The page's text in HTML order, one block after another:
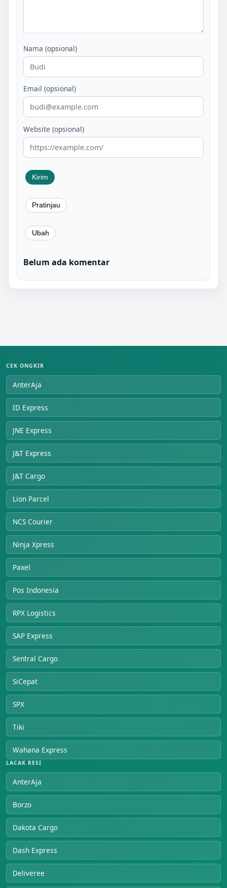
Nama (opsional)
Email (opsional)
Website (opsional)
Belum ada komentar
CEK ONGKIR
AnterAja
ID Express
JNE Express
J&T Express
J&T Cargo
Lion Parcel
NCS Courier
Ninja Xpress
Paxel
Pos Indonesia
RPX Logistics
SAP Express
Sentral Cargo
SiCepat
SPX
Tiki
Wahana Express
LACAK RESI
AnterAja
Borzo
Dakota Cargo
Dash Express
Deliveree